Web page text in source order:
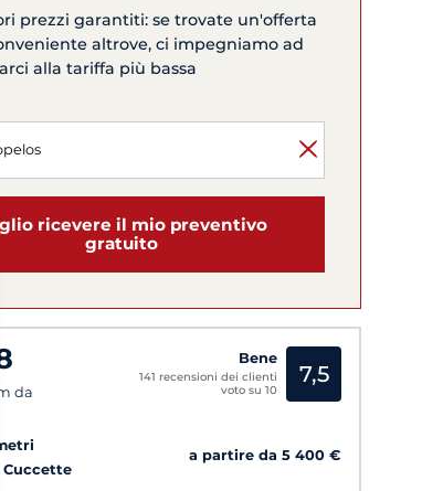
prezzi garantiti: se trovate un'offerta
altrove, ci impegniamo ad
alla tariffa più bassa
ricevere il mio preventivo
gratuito
da
Cuccette
Bene
141 recensioni dei clienti
voto su 10
7,5
a partire da 5 400 €